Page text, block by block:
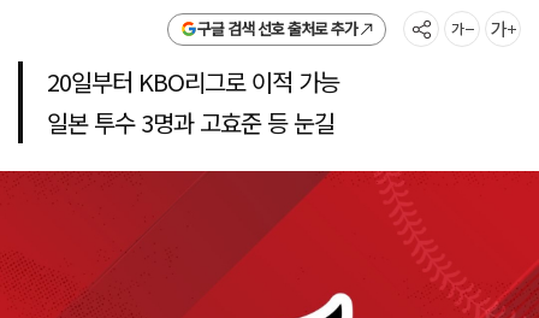
구글 검색 선호 출처로 추가
20일부터 KBO리그로 이적 가능
일본 투수 3명과 고효준 등 눈길